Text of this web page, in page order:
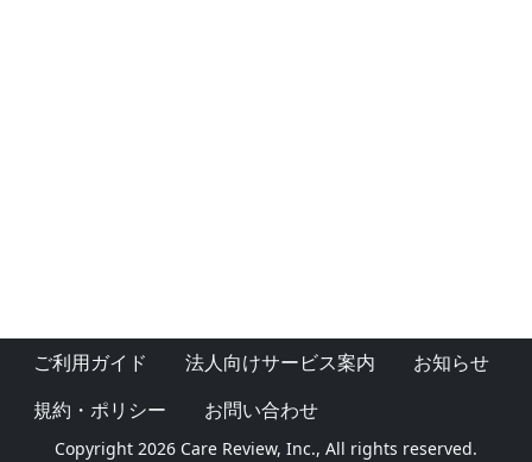
ご利用ガイド 法人向けサービス案内
お知らせ
規約・ポリシー
お問い合わせ
Copyright 2026 Care Review, Inc., All rights reserved.